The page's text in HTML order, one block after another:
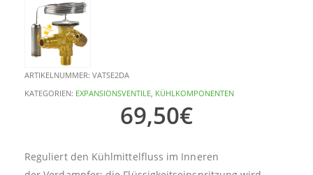
ARTIKELNUMMER: VATSE2DA
KATEGORIEN: EXPANSIONSVENTILE KÜHLKOMPONENTEN
69,50€
Reguliert den Kühlmittelfluss im Inneren